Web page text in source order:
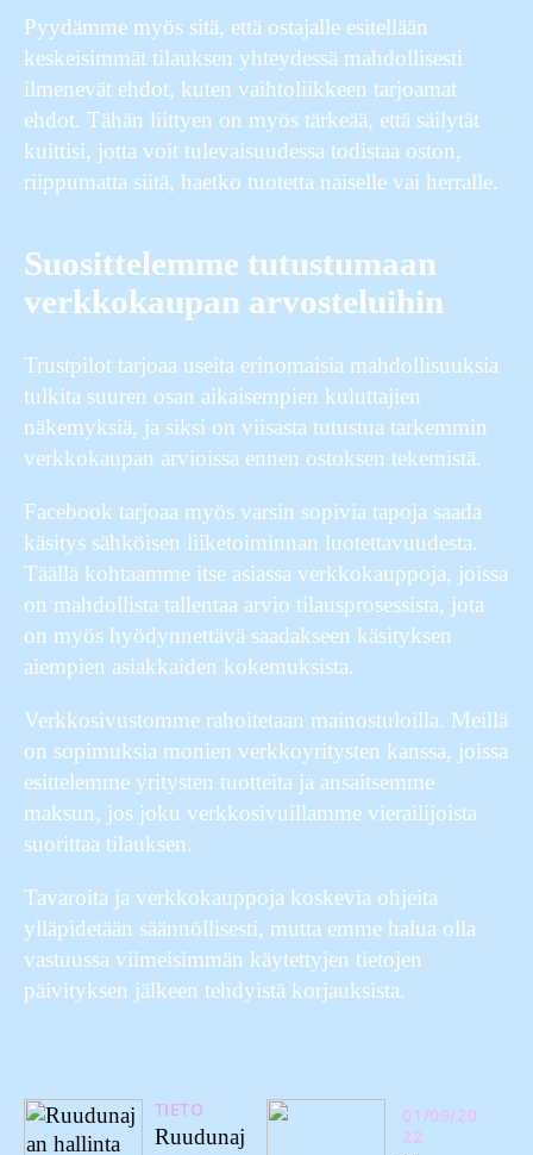
Pyydämme myös sitä, että ostajalle esitellään
keskeisimmät tilauksen yhteydessä mahdollisesti
ilmenevät ehdot, kuten vaihtoliikkeen tarjoamat
ehdot. Tähän liittyen on myös tärkeää, että säilytät
kuittisi, jotta voit tulevaisuudessa todistaa oston,
riippumatta siitä, haetko tuotetta naiselle vai herralle.
Suosittelemme tutustumaan
verkkokaupan arvosteluihin
Trustpilot tarjoaa useita erinomaisia mahdollisuuksia
tulkita suuren osan aikaisempien kuluttajien
näkemyksiä, ja siksi on viisasta tutustua tarkemmin
verkkokaupan arvioissa ennen ostoksen tekemistä.
Facebook tarjoaa myös varsin sopivia tapoja saada
käsitys sähköisen liiketoiminnan luotettavuudesta.
Täällä kohtaamme itse asiassa verkkokauppoja, joissa
on mahdollista tallentaa arvio tilausprosessista, jota
on myös hyödynnettävä saadakseen käsityksen
aiempien asiakkaiden kokemuksista.
Verkkosivustomme rahoitetaan mainostuloilla. Meillä
on sopimuksia monien verkkoyritysten kanssa, joissa
esittelemme yritysten tuotteita ja ansaitsemme
maksun, jos joku verkkosivuillamme vierailijoista
suorittaa tilauksen.
Tavaroita ja verkkokauppoja koskevia ohjeita
ylläpidetään säännöllisesti, mutta emme halua olla
vastuussa viimeisimmän käytettyjen tietojen
päivityksen jälkeen tehdyistä korjauksista.
TIETO
Ruudunaj
01/09/20
22